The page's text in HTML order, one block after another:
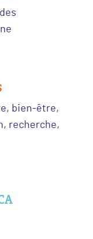
bien-être,
recherche,